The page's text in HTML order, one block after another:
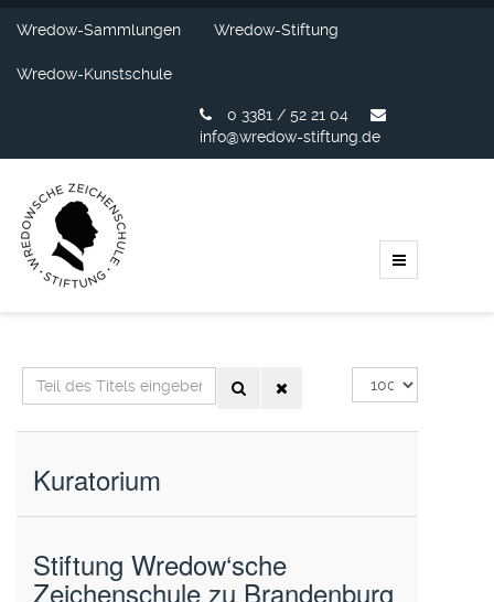
Wredow-Sammlungen Wredow-Stiftung
Wredow-Kunstschule
0 3381 / 52 21 04
info@wredow-stiftung.de
Teil
des
Anzeige
#
Kuratorium
Stiftung Wredow‘sche
Zeichenschule zu Brandenburg